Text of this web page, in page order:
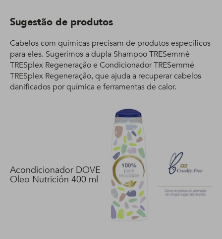
Sugestão de produtos
Cabelos com químicas precisam de produtos específicos
para eles. Sugerimos a dupla Shampoo TRESemmé
TRESplex Regeneração e Condicionador TRESemmé
TRESplex Regeneração, que ajuda a recuperar cabelos
danificados por química e ferramentas de calor.
Acondicionador DOVE
Oleo Nutrición 400 ml